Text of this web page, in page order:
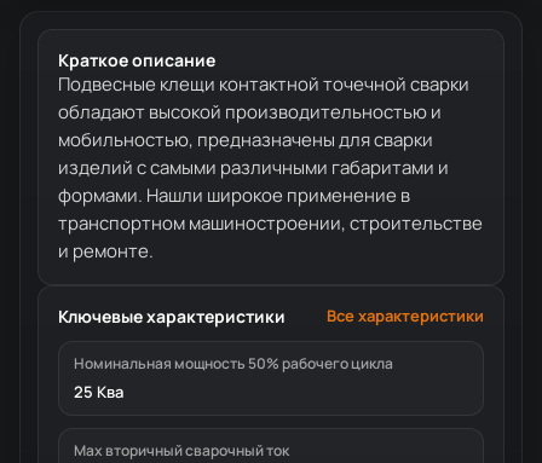
Краткое описание
Подвесные клещи контактной точечной сварки
обладают высокой производительностью и
мобильностью, предназначены для сварки
изделий с самыми различными габаритами и
формами. Нашли широкое применение в
транспортном машиностроении, строительстве
и ремонте.
Ключевые характеристики Все характеристики
Номинальная мощность 50% рабочего цикла
25 Ква
Мах вторичный сварочный ток